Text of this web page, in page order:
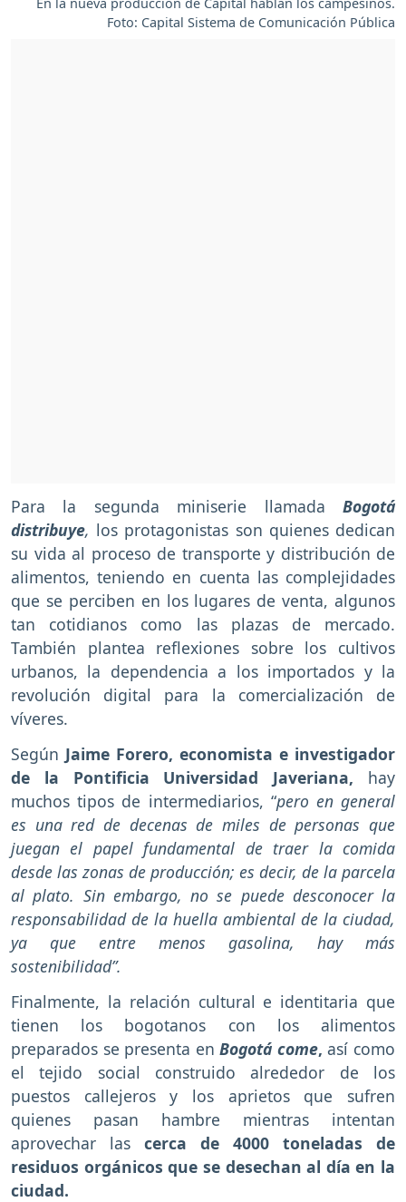
Foto: Capital Sistema de Comunicación Pública
Para la segunda miniserie llamada
Bogotá
distribuye, los protagonistas son quienes dedican
su vida al proceso de transporte y distribución de
alimentos, teniendo en cuenta las complejidades
que se perciben en los lugares de venta, algunos
tan cotidianos como las plazas de mercado.
También plantea reflexiones sobre los cultivos
urbanos, la dependencia a los importados y la
revolución digital para la comercialización de
víveres.
Según Jaime Forero, economista e investigador
de la Pontificia Universidad Javeriana, hay
muchos tipos de intermediarios, “pero en general
es una red de decenas de miles de personas que
juegan el papel fundamental de traer la comida
desde las zonas de producción; es decir, de la parcela
al plato. Sin embargo, no se puede desconocer la
responsabilidad de la huella ambiental de la ciudad,
ya que entre menos gasolina, hay más
sostenibilidad”.
Finalmente, la relación cultural e identitaria que
tienen los bogotanos con los alimentos
preparados se presenta enBogotá come,así como
el tejido social construido alrededor de los
puestos callejeros y los aprietos que sufren
quienes pasan hambre mientras intentan
aprovechar las cerca de 4000 toneladas de
residuos orgánicos que se desechan al día en la
ciudad.